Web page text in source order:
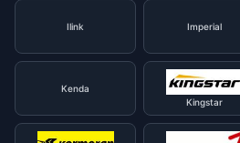
Ilink
Imperial
Kenda
Kingstar